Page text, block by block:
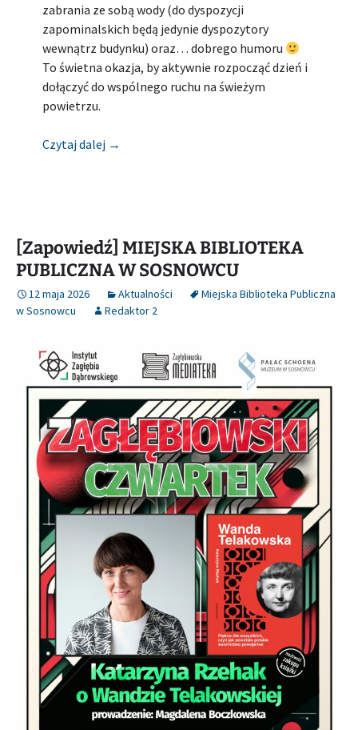
zabrania ze sobą wody (do dyspozycji
zapominalskich będą jedynie dyspozytory
wewnątrz budynku) oraz… dobrego humoru
To świetna okazja, by aktywnie rozpocząć dzień i
dołączyć do wspólnego ruchu na świeżym
powietrzu.
Czytaj dalej [Zapowiedź] MIEJSKA BIBLIOTEKA
→
[Zapowiedź] MIEJSKA BIBLIOTEKA
PUBLICZNA W SOSNOWCU
12 maja 2026 Aktualności
Miejska Biblioteka Publiczna
w Sosnowcu
Redaktor 2